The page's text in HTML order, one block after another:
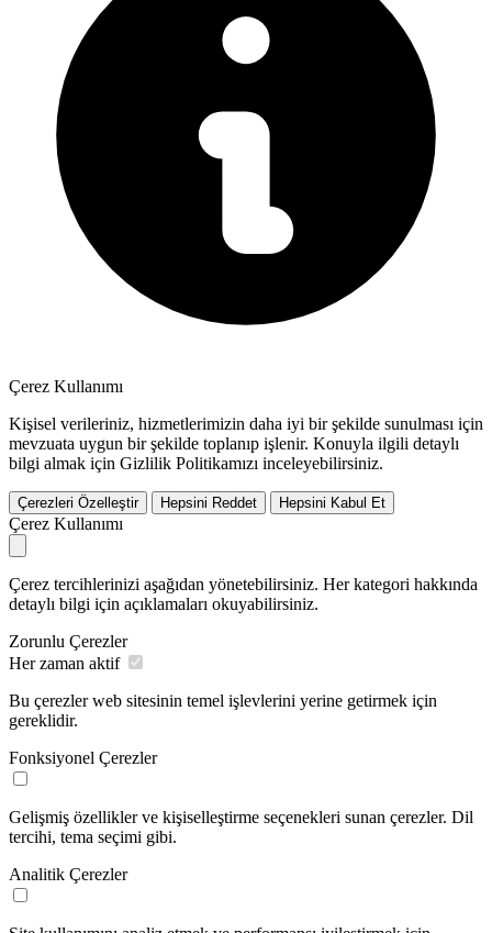
Çerez Kullanımı
Kişisel verileriniz, hizmetlerimizin daha iyi bir şekilde sunulması için
mevzuata uygun bir şekilde toplanıp işlenir. Konuyla ilgili detaylı
bilgi almak için Gizlilik Politikamızı inceleyebilirsiniz.
Çerezleri Özelleştir Hepsini Reddet Hepsini Kabul Et
Çerez Kullanımı
Çerez tercihlerinizi aşağıdan yönetebilirsiniz. Her kategori hakkında
detaylı bilgi için açıklamaları okuyabilirsiniz.
Zorunlu Çerezler
Her zaman aktif
Bu çerezler web sitesinin temel işlevlerini yerine getirmek için
gereklidir.
Fonksiyonel Çerezler
Gelişmiş özellikler ve kişiselleştirme seçenekleri sunan çerezler. Dil
tercihi, tema seçimi gibi.
Analitik Çerezler